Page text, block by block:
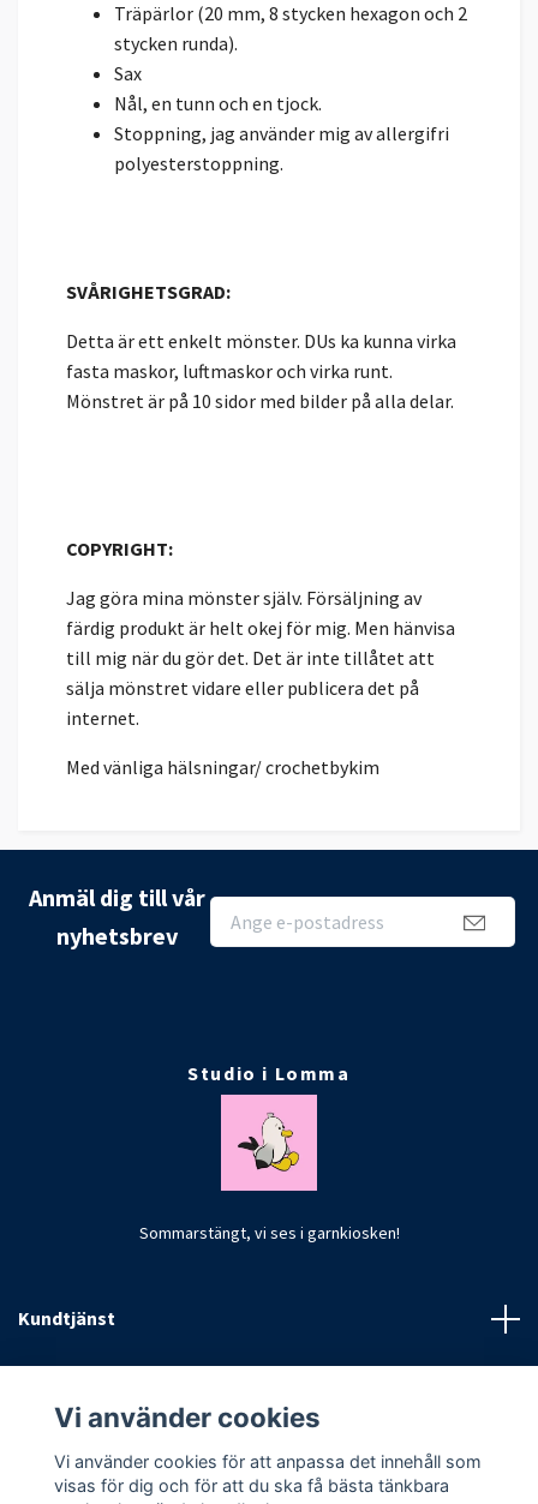
Träpärlor (20 mm, 8 stycken hexagon och 2
stycken runda).
Sax
Nål, en tunn och en tjock.
Stoppning, jag använder mig av allergifri
polyesterstoppning.
SVÅRIGHETSGRAD:
Detta är ett enkelt mönster. DUs ka kunna virka
fasta maskor, luftmaskor och virka runt.
Mönstret är på 10 sidor med bilder på alla delar.
COPYRIGHT:
Jag göra mina mönster själv. Försäljning av
färdig produkt är helt okej för mig. Men hänvisa
till mig när du gör det. Det är inte tillåtet att
sälja mönstret vidare eller publicera det på
internet.
Med vänliga hälsningar/ crochetbykim
Anmäl dig till vår
nyhetsbrev
Studio i Lomma
Sommarstängt, vi ses i garnkiosken!
Kundtjänst
Vi använder cookies
Vi använder cookies för att anpassa det innehåll som
visas för dig och för att du ska få bästa tänkbara